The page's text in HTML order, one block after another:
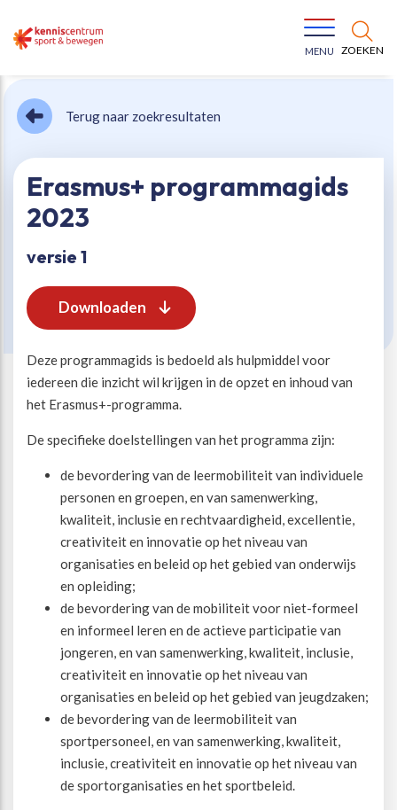
ZOEKEN
MENU
Terug naar zoekresultaten
Erasmus+ programmagids
2023
versie 1
Downloaden
Deze programmagids is bedoeld als hulpmiddel voor
iedereen die inzicht wil krijgen in de opzet en inhoud van
het Erasmus+-programma.
De specifieke doelstellingen van het programma zijn:
de bevordering van de leermobiliteit van individuele
personen en groepen, en van samenwerking,
kwaliteit, inclusie en rechtvaardigheid, excellentie,
creativiteit en innovatie op het niveau van
organisaties en beleid op het gebied van onderwijs
en opleiding;
de bevordering van de mobiliteit voor niet-formeel
en informeel leren en de actieve participatie van
jongeren, en van samenwerking, kwaliteit, inclusie,
creativiteit en innovatie op het niveau van
organisaties en beleid op het gebied van jeugdzaken;
de bevordering van de leermobiliteit van
sportpersoneel, en van samenwerking, kwaliteit,
inclusie, creativiteit en innovatie op het niveau van
de sportorganisaties en het sportbeleid.
Jeugd in beweging
Maatschappelijke waarde
Beweegvriendelijke omgeving
Paralympische topsport
Esports, gaming en gamification
Alle thema’s
Onze missie
Organisatie
Werken bij